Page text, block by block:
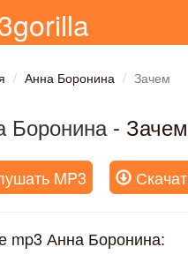
Анна Боронина Зачем
Боронина- Зачем
MP3
mp3 Анна Боронина: